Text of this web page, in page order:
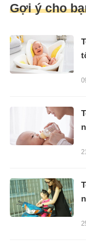
Gợi ý cho